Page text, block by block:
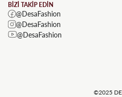
BİZİ TAKİP EDİN
@DesaFashion
@DesaFashion
@DesaFashion
©2025